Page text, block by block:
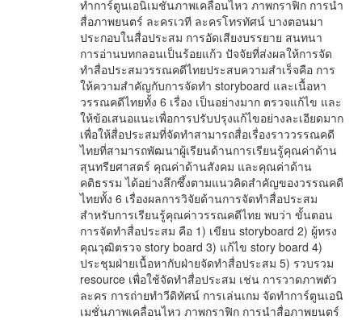
ทำการ์ตูนเอนิเมชั่นภาพเคลื่อนไหว ภาพกราฟิก การนำ
สื่อภาพยนตร์ ละครเวที ละครโทรทัศน์ บางตอนมา
ประกอบในสื่อประสม การอัดเสียงบรรยาย สนทนา
การอ่านบทกลอนเป็นร้อยแก้ว ปัจจัยที่ส่งผลให้การจัด
ทำสื่อประสมวรรณคดีไทยประสบความสำเร็จคือ การ
ให้ความสำคัญกับการจัดทำ storyboard และเนื้อหา
วรรณคดีไทยทั้ง 6 เรื่อง เป็นอย่างมาก ตรวจแก้ไข และ
ให้ข้อเสนอแนะเพื่อการปรับปรุงแก้ไขอย่างละเอียดมาก
เพื่อให้สื่อประสมที่จัดทำสามารถสื่อเรื่องราววรรณคดี
ไทยที่สามารถพัฒนาผู้เรียนด้านการเรียนรู้คุณค่าด้าน
สุนทรียศาสตร์ คุณค่าด้านสังคม และคุณค่าด้าน
คติธรรม ได้อย่างลึกซึ้งตามแนวคิดสำคัญของวรรณคดี
ไทยทั้ง 6 เรื่องผลการวิจัยด้านการจัดทำสื่อประสม
สำหรับการเรียนรู้คุณค่าวรรณคดีไทย พบว่า ขั้นตอน
การจัดทำสื่อประสม คือ 1) เขียน storyboard 2) ผู้ทรง
คุณวุฒิตรวจ story board 3) แก้ไข story board 4)
ประชุมฝ่ายเนื้อหากับฝ่ายจัดทำสื่อประสม 5) รวบรวม
resource เพื่อใช้จัดทำสื่อประสม เช่น การวาดภาพตัว
ละคร การถ่ายทำวีดิทัศน์ การเล่นเกม จัดทำการ์ตูนเอนิ
เมชั่นภาพเคลื่อนไหว ภาพกราฟิก การนำสื่อภาพยนตร์